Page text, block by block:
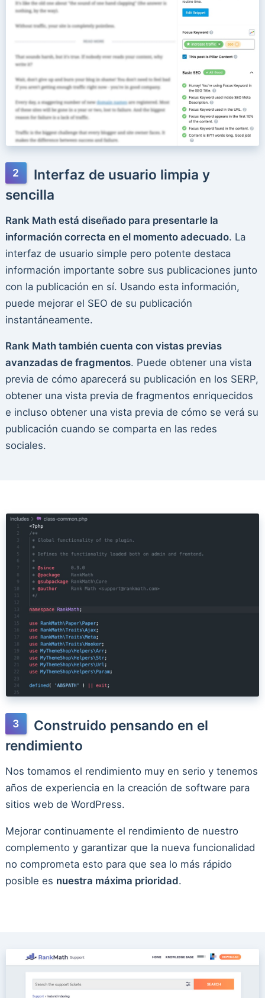
Interfaz de usuario limpia y
sencilla
Rank Math está diseñado para presentarle la
información correcta en el momento adecuado. La
interfaz de usuario simple pero potente destaca
información importante sobre sus publicaciones junto
con la publicación en sí. Usando esta información,
puede mejorar el SEO de su publicación
instantáneamente.
Rank Math también cuenta con vistas previas
avanzadas de fragmentos. Puede obtener una vista
previa de cómo aparecerá su publicación en los SERP,
obtener una vista previa de fragmentos enriquecidos
e incluso obtener una vista previa de cómo se verá su
publicación cuando se comparta en las redes
sociales.
Construido pensando en el
rendimiento
Nos tomamos el rendimiento muy en serio y tenemos
años de experiencia en la creación de software para
sitios web de WordPress.
Mejorar continuamente el rendimiento de nuestro
complemento y garantizar que la nueva funcionalidad
no comprometa esto para que sea lo más rápido
posible es nuestra máxima prioridad.